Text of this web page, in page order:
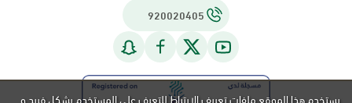
920020405
يستخدم هذا الموقع ملفات تعريف الارتباط للتعرف على المستخدم بشكل فريد و